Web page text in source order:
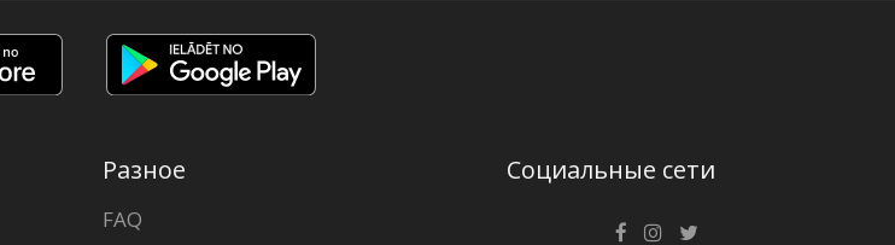
Разное
FAQ
Социальные сети